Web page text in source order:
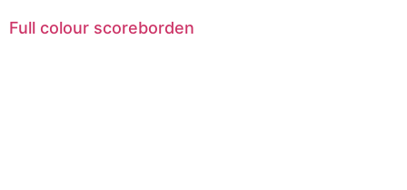
Full colour scoreborden